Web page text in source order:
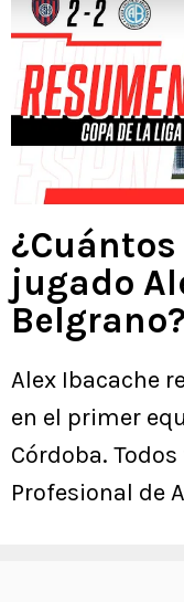
jugado
Belgrano?
Alex Ibacache
en el primer
Córdoba.
Profesional de